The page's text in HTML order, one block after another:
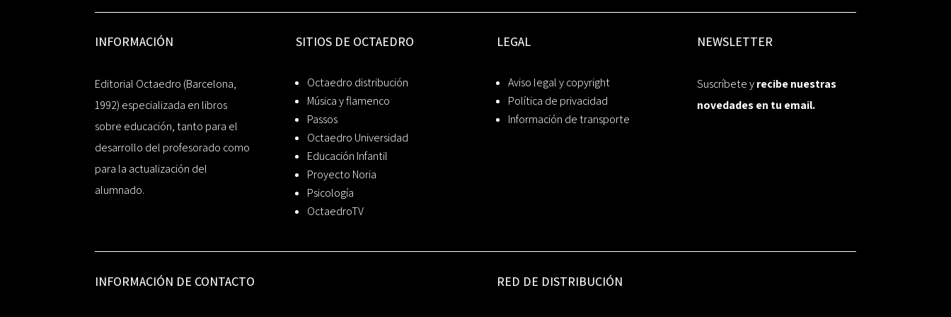
INFORMACIÓN
Editorial Octaedro (Barcelona,
1992) especializada en libros
sobre educación, tanto para el
desarrollo del profesorado como
para la actualización del
alumnado.
SITIOS DE OCTAEDRO
Octaedro distribución
Música y flamenco
Passos
Octaedro Universidad
Educación Infantil
Proyecto Noria
Psicología
OctaedroTV
LEGAL
Aviso legal y copyright
Política de privacidad
Información de transporte
NEWSLETTER
Suscríbete yrecibe nuestras
novedades en tu email.
INFORMACIÓN DE CONTACTO RED DE DISTRIBUCIÓN